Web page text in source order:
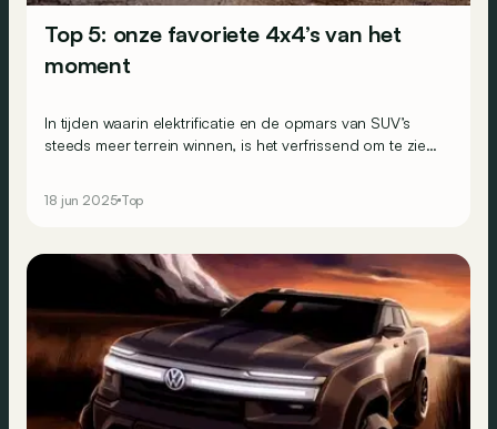
Top 5: onze favoriete 4x4’s van het
moment
In tijden waarin elektrificatie en de opmars van SUV’s
steeds meer terrein winnen, is het verfrissend om te zien
18 jun 2025 Top